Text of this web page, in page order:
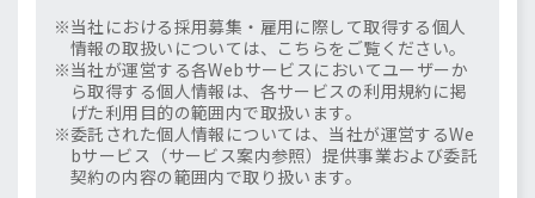
当社における採用募集・雇用に際して取得する個人
情報の取扱いについては、こちらをご覧ください。
当社が運営する各Webサービスにおいてユーザーか
ら取得する個人情報は、各サービスの利用規約に掲
げた利用目的の範囲内で取扱います。
委託された個人情報については、当社が運営するWe
bサービス（サービス案内参照）提供事業および委託
契約の内容の範囲内で取り扱います。